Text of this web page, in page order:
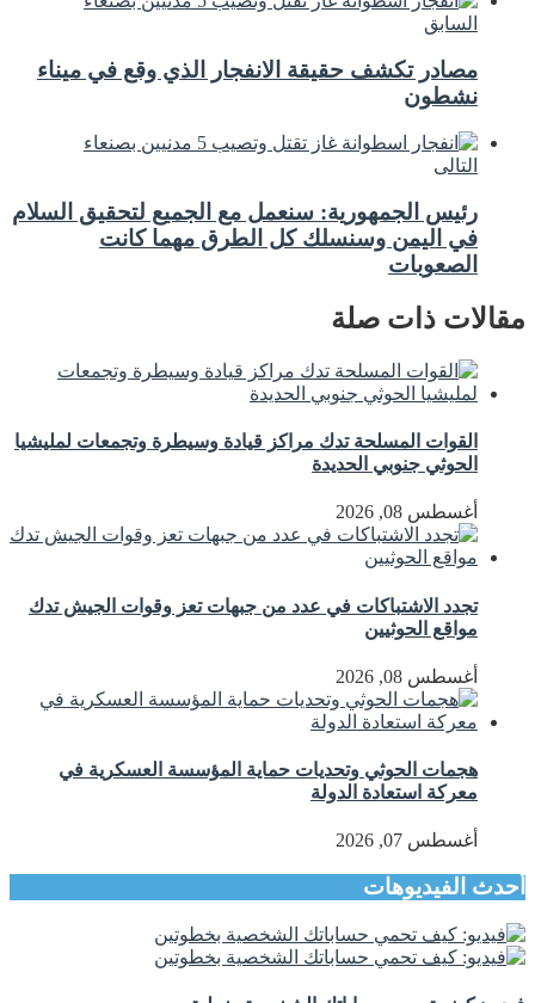
السابق
مصادر تكشف حقيقة الانفجار الذي وقع في ميناء
نشطون
التالى
رئيس الجمهورية: سنعمل مع الجميع لتحقيق السلام
في اليمن وسنسلك كل الطرق مهما كانت
الصعوبات
مقالات ذات صلة
القوات المسلحة تدك مراكز قيادة وسيطرة وتجمعات لمليشيا
الحوثي جنوبي الحديدة
أغسطس 08, 2026
تجدد الاشتباكات في عدد من جبهات تعز وقوات الجيش تدك
مواقع الحوثيين
أغسطس 08, 2026
هجمات الحوثي وتحديات حماية المؤسسة العسكرية في
معركة استعادة الدولة
أغسطس 07, 2026
أحدث الفيديوهات